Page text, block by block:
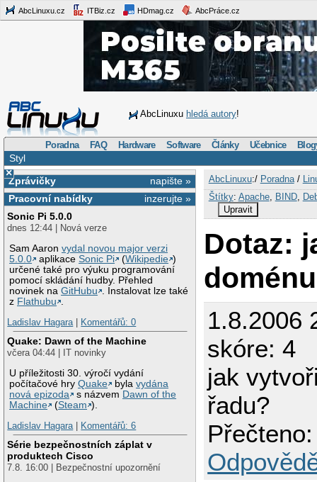
AbcLinuxu.cz ITBiz.cz HDmag.cz AbcPráce.cz
AbcLinuxu hledá autory!
Poradna FAQ Hardware Software Články Učebnice
Styl
×
napište »
Zprávičky
inzerujte »
Pracovní nabídky
Sonic Pi 5.0.0
dnes 12:44 | Nová verze
Sam Aaronvydal novou major verzi
5.0.0
aplikaceSonic Pi (Wikipedie )
určené také pro výuku programování
pomocí skládání hudby. Přehled
novinek naGitHubu
. Instalovat lze také
z Flathubu
Ladislav Hagara| Komentářů: 0
Quake: Dawn of the Machine
včera 04:44 | IT novinky
U příležitosti 30. výročí vydání
počítačové hryQuake bylavydána
nová epizoda
s názvem Dawn of the
Machine
(Steam ).
Ladislav Hagara| Komentářů: 6
Série bezpečnostních záplat v
produktech Cisco
7.8. 16:00 | Bezpečnostní upozornění
AbcLinuxu:/ Poradna/
Štítky: Apache, BIND,
Upravit
Dotaz:
1.8.2006
skóre: 4
jak
řadu?